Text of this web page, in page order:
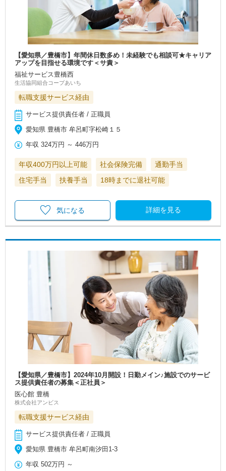
【愛知県／豊橋市】年間休日数多め！未経験でも相談可★キャリア
アップを目指せる環境です＜サ責＞
福祉サービス豊橋西
生活協同組合コープあいち
転職支援サービス経由
サービス提供責任者 / 正職員
愛知県 豊橋市 牟呂町字松崎１５
年収 324万円 ～446万円
年収400万円以上可能 社会保険完備
通勤手当
住宅手当
扶養手当 18時までに退社可能
詳細を見る
気になる
【愛知県／豊橋市】2024年10月開設！日勤メイン♪施設でのサービ
ス提供責任者の募集＜正社員＞
医心館 豊橋
株式会社アンビス
転職支援サービス経由
サービス提供責任者 / 正職員
愛知県 豊橋市 牟呂町南汐田1-3
年収 502万円 ～